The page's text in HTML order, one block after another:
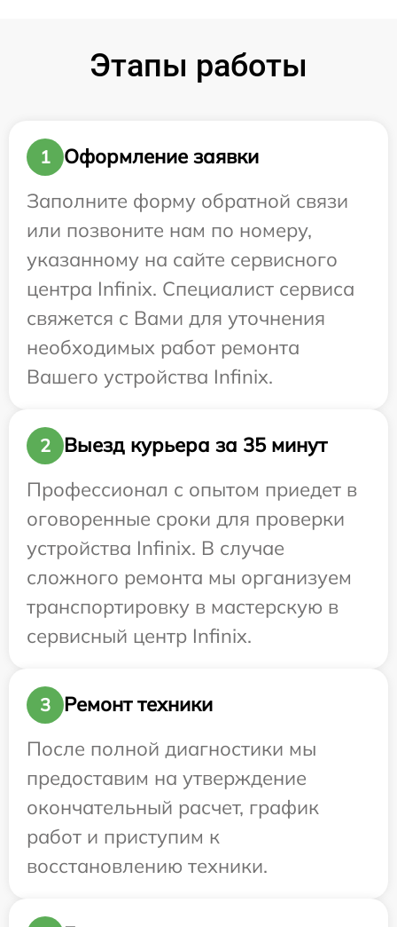
Этапы работы
1
Оформление заявки
Заполните форму обратной связи
или позвоните нам по номеру,
указанному на сайте сервисного
центра Infinix. Специалист сервиса
свяжется с Вами для уточнения
необходимых работ ремонта
Вашего устройства Infinix.
2
Выезд курьера за 35 минут
Профессионал с опытом приедет в
оговоренные сроки для проверки
устройства Infinix. В случае
сложного ремонта мы организуем
транспортировку в мастерскую в
сервисный центр Infinix.
3
Ремонт техники
После полной диагностики мы
предоставим на утверждение
окончательный расчет, график
работ и приступим к
восстановлению техники.